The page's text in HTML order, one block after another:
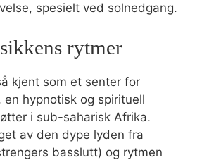
spesielt ved solnedgang.
rytmer
kjent som et senter for
, en hypnotisk og spirituell
i sub-saharisk Afrika.
av den dype lyden fra
basslutt) og rytmen